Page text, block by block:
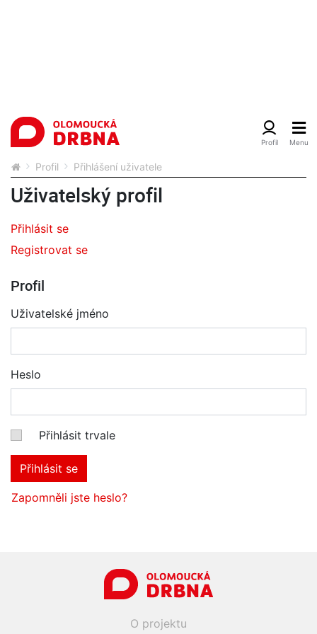
Profil Přihlášení uživatele
Uživatelský profil
Přihlásit se
Registrovat se
Profil
Uživatelské jméno
Heslo
Přihlásit trvale
Přihlásit se
Zapomněli jste heslo?
O projektu